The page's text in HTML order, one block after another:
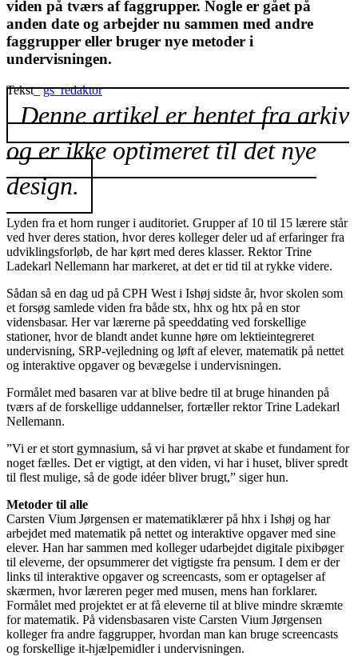
viden på tværs af faggrupper. Nogle er gået på
anden date og arbejder nu sammen med andre
faggrupper eller bruger nye metoder i
undervisningen.
Tekst_gs_redaktor
Denne artikel er hentet fra arkiv
og er ikke optimeret til det nye
design.
Lyden fra et horn runger i auditoriet. Grupper af 10 til 15 lærere står
ved hver deres station, hvor deres kolleger deler ud af erfaringer fra
udviklingsforløb, de har kørt med deres klasser. Rektor Trine
Ladekarl Nellemann har markeret, at det er tid til at rykke videre.
Sådan så en dag ud på CPH West i Ishøj sidste år, hvor skolen som
et forsøg samlede viden fra både stx, hhx og htx på en stor
vidensbasar. Her var lærerne på speeddating ved forskellige
stationer, hvor de blandt andet kunne høre om lektieintegreret
undervisning, SRP-vejledning og løft af elever, matematik på nettet
og interaktive opgaver og bevægelse i undervisningen.
Formålet med basaren var at blive bedre til at bruge hinanden på
tværs af de forskellige uddannelser, fortæller rektor Trine Ladekarl
Nellemann.
”Vi er et stort gymnasium, så vi har prøvet at skabe et fundament for
noget fælles. Det er vigtigt, at den viden, vi har i huset, bliver spredt
til flest mulige, så de gode idéer bliver brugt,” siger hun.
Metoder til alle
Carsten Vium Jørgensen er matematiklærer på hhx i Ishøj og har
arbejdet med matematik på nettet og interaktive opgaver med sine
elever. Han har sammen med kolleger udarbejdet digitale pixibøger
til eleverne, der opsummerer det vigtigste fra pensum. I dem er der
links til interaktive opgaver og screencasts, som er optagelser af
skærmen, hvor læreren peger med musen, mens han forklarer.
Formålet med projektet er at få eleverne til at blive mindre skræmte
for matematik. På vidensbasaren viste Carsten Vium Jørgensen
kolleger fra andre faggrupper, hvordan man kan bruge screencasts
og forskellige it-hjælpemidler i undervisningen.